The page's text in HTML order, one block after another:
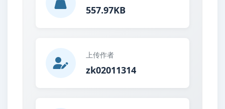
557.97KB
上传作者
zk02011314